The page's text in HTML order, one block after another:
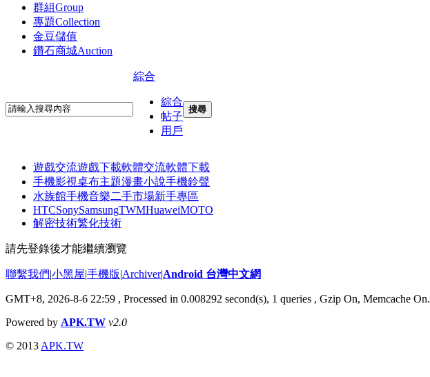
群組Group
專題Collection
金豆儲值
鑽石商城Auction
綜合
綜合
帖子
用戶
搜尋
遊戲交流遊戲下載軟體交流軟體下載
手機影視桌布主題漫畫小說手機鈴聲
水族館手機音樂二手市場新手專區
HTCSonySamsungTWMHuaweiMOTO
解密技術繁化技術
請先登錄後才能繼續瀏覽
聯繫我們|小黑屋|手機版|Archiver|Android 台灣中文網
GMT+8, 2026-8-6 22:59 , Processed in 0.008292 second(s), 1 queries , Gzip On, Memcache On.
Powered by APK.TW v2.0
© 2013 APK.TW